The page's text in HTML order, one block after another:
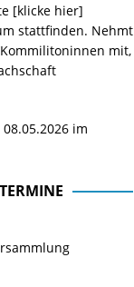
[klicke hier]
stattfinden. Nehmt
mit,
im